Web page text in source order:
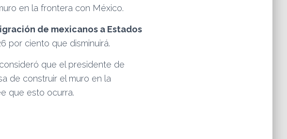
en la frontera con México.
de mexicanos a Estados
por ciento que disminuirá.
que el presidente de
de construir el muro en la
que esto ocurra.